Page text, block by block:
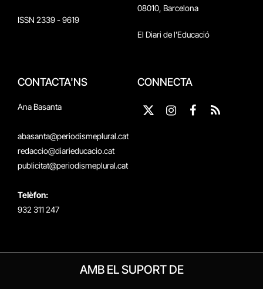
ISSN 2339 - 9619
08010, Barcelona
El Diari de l'Educació
CONTACTA'NS
Ana Basanta
abasanta@periodismeplural.cat
redaccio@diarieducacio.cat
publicitat@periodismeplural.cat
Telèfon:
932 311 247
CONNECTA
X
Instagram
Facebook
RSS
AMB EL SUPORT DE